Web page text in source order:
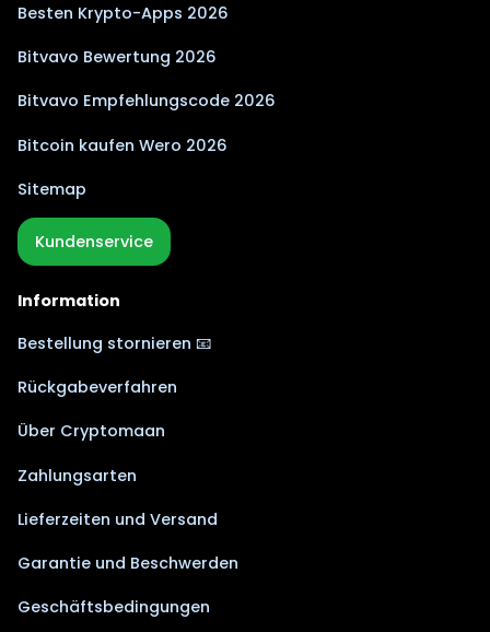
Besten Krypto-Apps 2026
Bitvavo Bewertung 2026
Bitvavo Empfehlungscode 2026
Bitcoin kaufen Wero 2026
Sitemap
Kundenservice
Information
Bestellung stornieren 📧
Rückgabeverfahren
Über Cryptomaan
Zahlungsarten
Lieferzeiten und Versand
Garantie und Beschwerden
Geschäftsbedingungen